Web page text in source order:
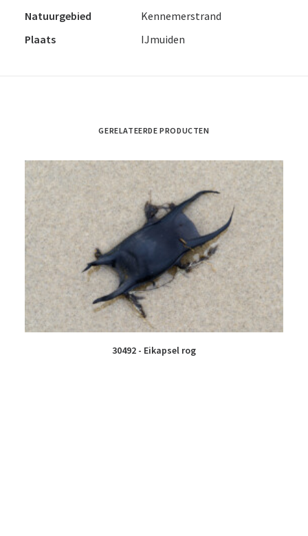
Natuurgebied
Kennemerstrand
Plaats
IJmuiden
GERELATEERDE PRODUCTEN
30492 - Eikapsel rog